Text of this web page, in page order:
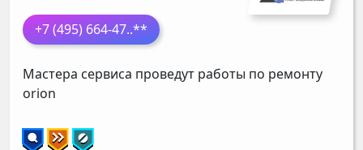
+7 (495) 664-47..**
Мастера сервиса проведут работы по ремонту
orion